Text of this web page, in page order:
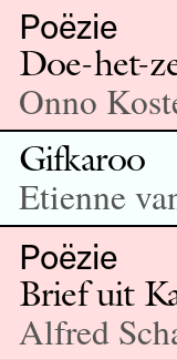
Poëzie
Doe-het-
Onno
Gifkaroo
Etienne
Poëzie
Brief uit
Alfred